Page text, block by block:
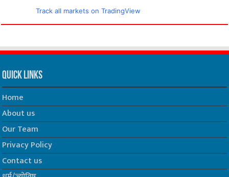
Track all markets on TradingView
Quick Links
Home
About us
Our Team
Privacy Policy
Contact us